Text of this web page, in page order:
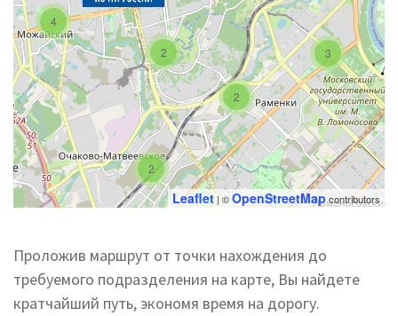
4
2
2
3
2
Leaflet| ©OpenStreetMapcontributors
Проложив маршрут от точки нахождения до
требуемого подразделения на карте, Вы найдете
кратчайший путь, экономя время на дорогу.